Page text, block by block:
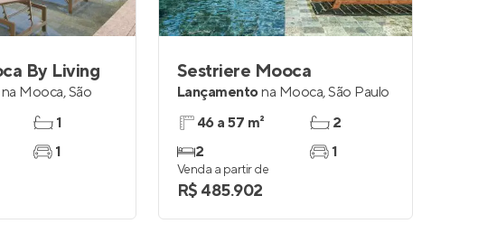
By Living
na Mooca,São
1
1
Sestriere Mooca
Lançamentona Mooca,São Paulo
46 a 57 m²
2
2
1
Venda a partir de
R$ 485.902